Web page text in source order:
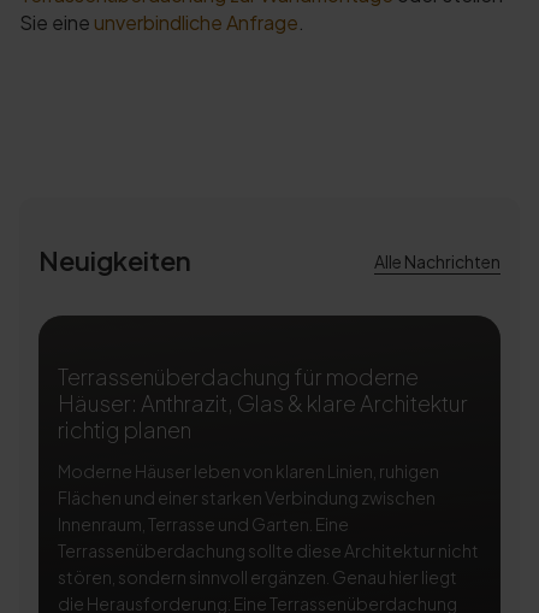
Sie eine unverbindliche Anfrage
Neuigkeiten Alle Nachrichten
Terrassenüberdachung für moderne
Häuser: Anthrazit, Glas & klare Architektur
richtig planen
Moderne Häuser leben von klaren Linien, ruhigen
Flächen und einer starken Verbindung zwischen
Innenraum, Terrasse und Garten. Eine
Terrassenüberdachung sollte diese Architektur nicht
stören, sondern sinnvoll ergänzen. Genau hier liegt
die Herausforderung: Eine Terrassenüberdachung